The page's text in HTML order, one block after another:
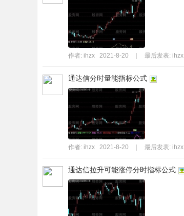
作者: ihzx 2021-8-20 最后发表: ihzx
通达信分时量能指标公式
作者: ihzx 2021-8-20 最后发表: ihzx
通达信拉升可能涨停分时指标公式